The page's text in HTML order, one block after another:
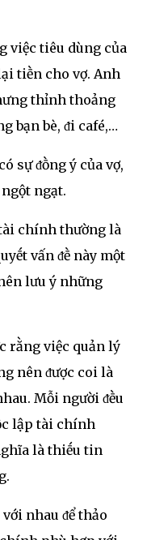
việc tiêu dùng của
tiḕn cho vợ. Anh
thỉnh thoảng
bạn bè, ᵭi café,…
sự ᵭṑng ý của vợ,
ngạt.
chính thường là
vấn ᵭḕ này một
lưu ý những
rằng việc quản lý
nên ᵭược coi là
Mỗi người ᵭḕu
lập tài chính
là thiḗu tin
nhau ᵭể thảo